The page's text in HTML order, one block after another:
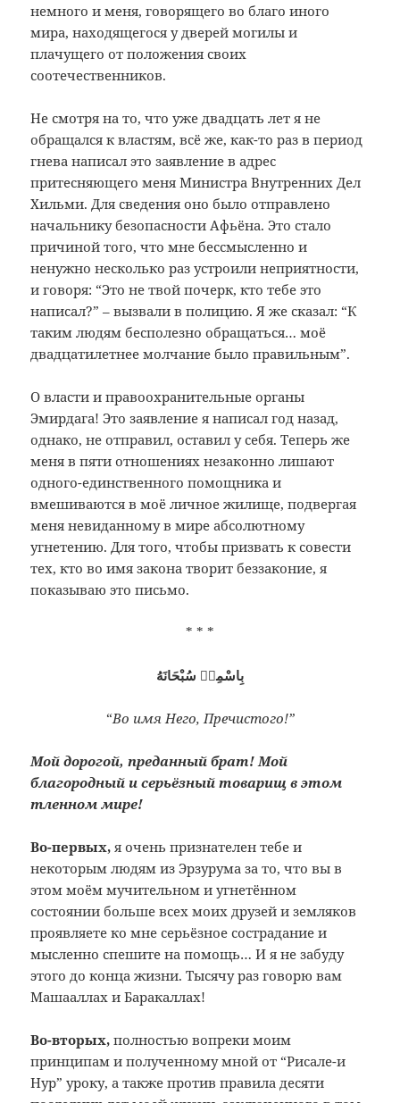
немного и меня, говорящего во благо иного
мира, находящегося у дверей могилы и
плачущего от положения своих
соотечественников.
Не смотря на то, что уже двадцать лет я не
обращался к властям, всё же, как-то раз в период
гнева написал это заявление в адрес
притесняющего меня Министра Внутренних Дел
Хильми. Для сведения оно было отправлено
начальнику безопасности Афьёна. Это стало
причиной того, что мне бессмысленно и
ненужно несколько раз устроили неприятности,
и говоря: “Это не твой почерк, кто тебе это
написал?” – вызвали в полицию. Я же сказал: “К
таким людям бесполезно обращаться… моё
двадцатилетнее молчание было правильным”.
О власти и правоохранительные органы
Эмирдага! Это заявление я написал год назад,
однако, не отправил, оставил у себя. Теперь же
меня в пяти отношениях незаконно лишают
одного-единственного помощника и
вмешиваются в моё личное жилище, подвергая
меня невиданному в мире абсолютному
угнетению. Для того, чтобы призвать к совести
тех, кто во имя закона творит беззаконие, я
показываю это письмо.
* * *
بِاسْمِهٖ سُبْحَانَهُ
“Во имя Него, Пречистого!”
Мой дорогой, преданный брат! Мой
благородный и серьёзный товарищ в этом
тленном мире!
Во-первых,я очень признателен тебе и
некоторым людям из Эрзурума за то, что вы в
этом моём мучительном и угнетённом
состоянии больше всех моих друзей и земляков
проявляете ко мне серьёзное сострадание и
мысленно спешите на помощь… И я не забуду
этого до конца жизни. Тысячу раз говорю вам
Машааллах и Баракаллах!
Во-вторых, полностью вопреки моим
принципам и полученному мной от “Рисале-и
Нур” уроку, а также против правила десяти